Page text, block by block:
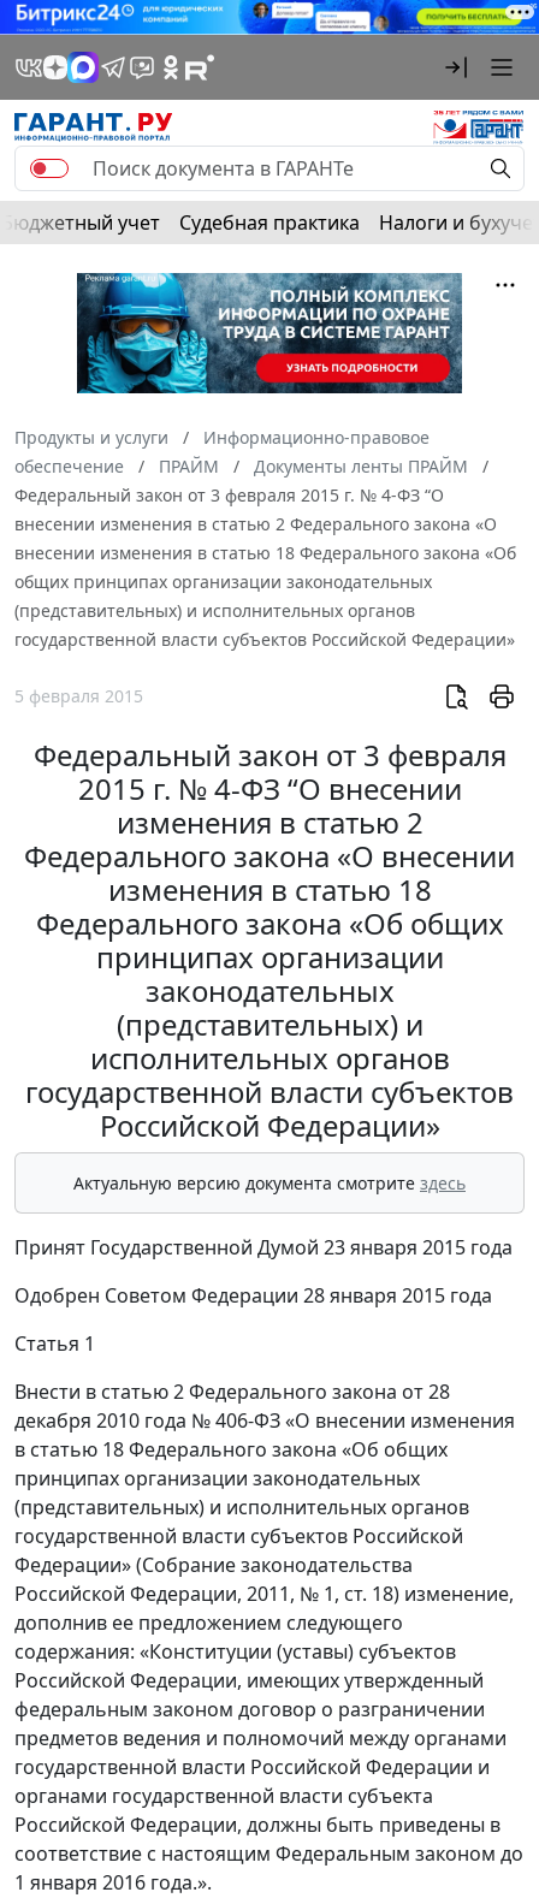
Бюджетный учет Судебная практика Налоги и
Продукты и услуги
Информационно-правовое
обеспечение
ПРАЙМ
Документы ленты ПРАЙМ
Федеральный закон от 3 февраля 2015 г. № 4-ФЗ “О
внесении изменения в статью 2 Федерального закона «О
внесении изменения в статью 18 Федерального закона «Об
общих принципах организации законодательных
(представительных) и исполнительных органов
государственной власти субъектов Российской Федерации»
5 февраля 2015
Федеральный закон от 3 февраля
2015 г. № 4-ФЗ “О внесении
изменения в статью 2
Федерального закона «О внесении
изменения в статью 18
Федерального закона «Об общих
принципах организации
законодательных
(представительных) и
исполнительных органов
государственной власти субъектов
Российской Федерации»
Актуальную версию документа смотрите здесь
Принят Государственной Думой 23 января 2015 года
Одобрен Советом Федерации 28 января 2015 года
Статья 1
Внести в статью 2 Федерального закона от 28
декабря 2010 года № 406-ФЗ «О внесении изменения
в статью 18 Федерального закона «Об общих
принципах организации законодательных
(представительных) и исполнительных органов
государственной власти субъектов Российской
Федерации» (Собрание законодательства
Российской Федерации, 2011, № 1, ст. 18) изменение,
дополнив ее предложением следующего
содержания: «Конституции (уставы) субъектов
Российской Федерации, имеющих утвержденный
федеральным законом договор о разграничении
предметов ведения и полномочий между органами
государственной власти Российской Федерации и
органами государственной власти субъекта
Российской Федерации, должны быть приведены в
соответствие с настоящим Федеральным законом до
1 января 2016 года.».